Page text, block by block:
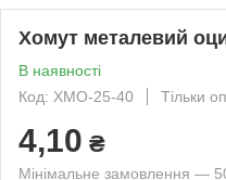
Хомут металевий
В наявності
Код: ХМО-25-40
Тільки
4,10 ₴
Мінімальне замовлення —